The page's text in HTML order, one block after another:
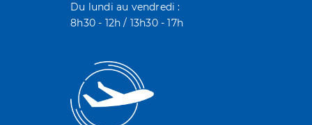
Du lundi au vendredi :
8h30 - 12h / 13h30 - 17h